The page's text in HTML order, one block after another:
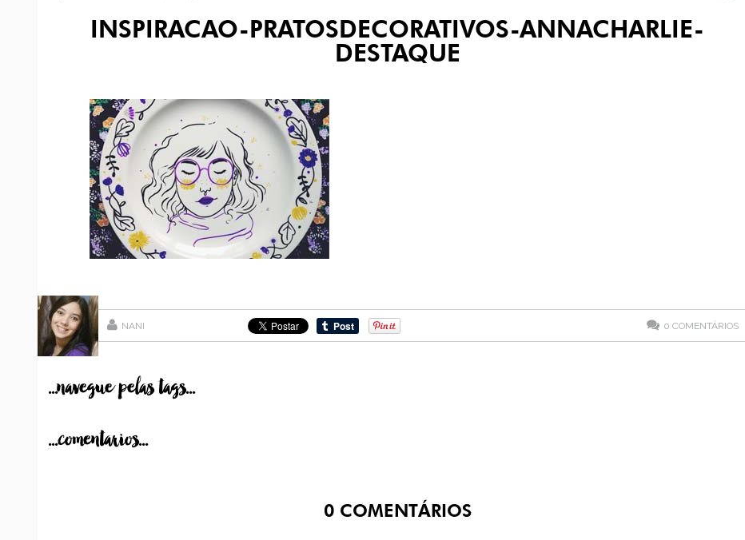
INSPIRACAO-PRATOSDECORATIVOS-ANNACHARLIE-
DESTAQUE
NANI 0 COMENTÁRIOS
...navegue pelas tags...
...comentarios...
0COMENTÁRIOS